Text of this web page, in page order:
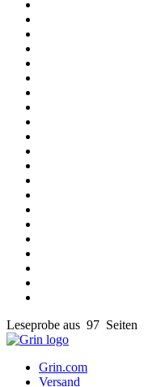
Leseprobe aus 97 Seiten
Grin.com
Versand